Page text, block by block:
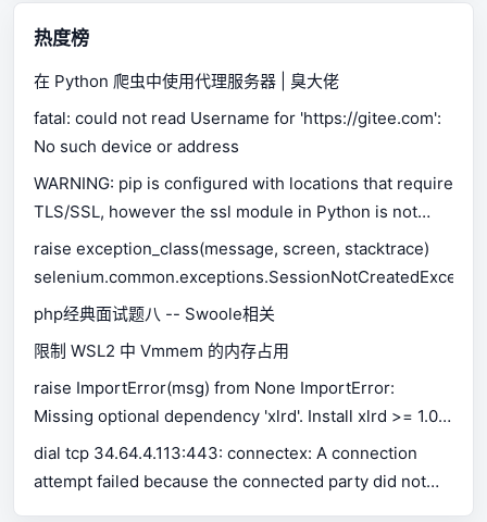
热度榜
在 Python 爬虫中使用代理服务器 | 臭大佬
fatal: could not read Username for 'https://gitee.com':
No such device or address
WARNING: pip is configured with locations that require
TLS/SSL, however the ssl module in Python is not
available.
raise exception_class(message, screen, stacktrace)
php经典面试题八 -- Swoole相关
限制 WSL2 中 Vmmem 的内存占用
raise ImportError(msg) from None ImportError:
Missing optional dependency 'xlrd'. Install xlrd >= 1.0.0
for Excel support Use pip or conda to install xlrd.
dial tcp 34.64.4.113:443: connectex: A connection
attempt failed because the connected party did not